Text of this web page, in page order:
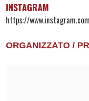
INSTAGRAM
https://
ORGANIZZATO /